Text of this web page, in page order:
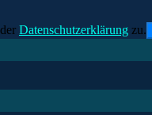
Datenschutzerklärung zu.